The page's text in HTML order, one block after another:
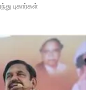
புகார்கள்